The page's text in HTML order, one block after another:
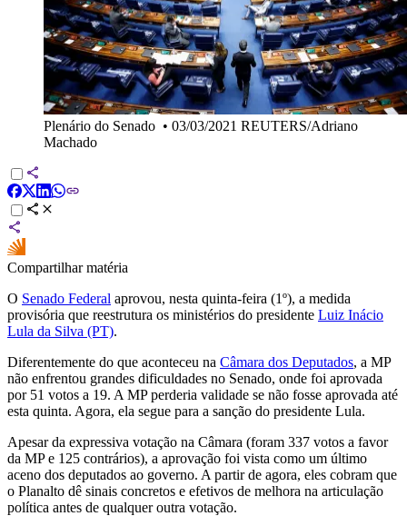
Plenário do Senado • 03/03/2021 REUTERS/Adriano
Machado
Compartilhar matéria
O Senado Federal aprovou, nesta quinta-feira (1º), a medida
provisória que reestrutura os ministérios do presidente Luiz Inácio
Lula da Silva (PT).
Diferentemente do que aconteceu na Câmara dos Deputados, a MP
não enfrentou grandes dificuldades no Senado, onde foi aprovada
por 51 votos a 19. A MP perderia validade se não fosse aprovada até
esta quinta. Agora, ela segue para a sanção do presidente Lula.
Apesar da expressiva votação na Câmara (foram 337 votos a favor
da MP e 125 contrários), a aprovação foi vista como um último
aceno dos deputados ao governo. A partir de agora, eles cobram que
o Planalto dê sinais concretos e efetivos de melhora na articulação
política antes de qualquer outra votação.